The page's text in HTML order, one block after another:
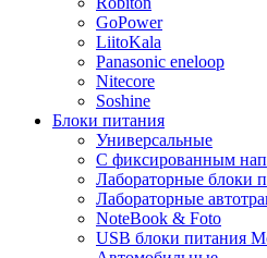
GoPower
LiitoKala
Panasonic eneloop
Nitecore
Soshine
Блоки питания
Универсальные
C фиксированным
Лабораторные блоки
Лабораторные
NoteBook & Foto
USB блоки питания